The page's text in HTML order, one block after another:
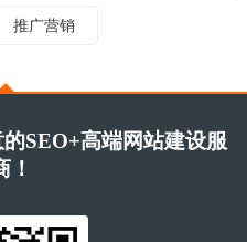
推广营销
SEO+高端网站建设服
！